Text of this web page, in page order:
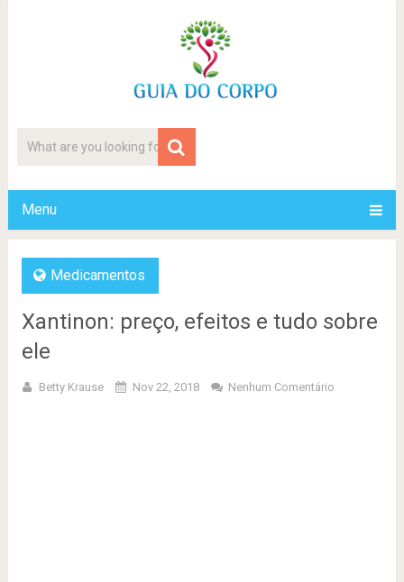
Menu
Medicamentos
Xantinon: preço, efeitos e tudo sobre
ele
Betty Krause Nov 22, 2018 Nenhum Comentário